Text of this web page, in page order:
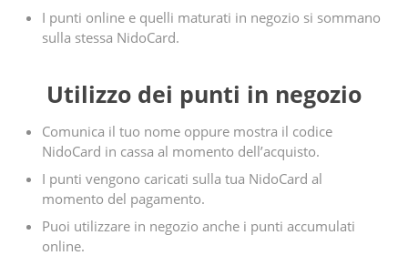
I punti online e quelli maturati in negozio si sommano
sulla stessa NidoCard.
Utilizzo dei punti in negozio
Comunica il tuo nome oppure mostra il codice
NidoCard in cassa al momento dell’acquisto.
I punti vengono caricati sulla tua NidoCard al
momento del pagamento.
Puoi utilizzare in negozio anche i punti accumulati
online.